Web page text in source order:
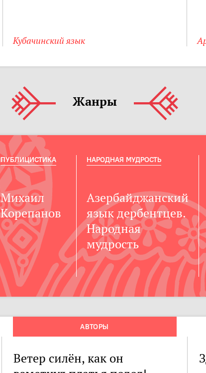
Кубачинский язык
Жанры
Михаил
Корепанов
ПУБЛИЦИСТИКА
Азербайджанский
язык дербентцев.
Народная
мудрость
НАРОДНАЯ МУДРОСТЬ
АВТОРЫ
Ветер силён, как он